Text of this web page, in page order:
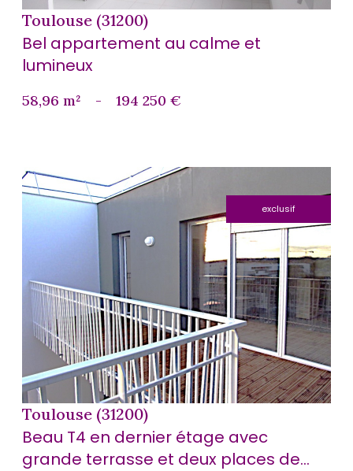
Toulouse (31200)
Bel appartement au calme et
lumineux
58,96 m² - 194 250 €
exclusif
voir le bien
Toulouse (31200)
Beau T4 en dernier étage avec
grande terrasse et deux places de...